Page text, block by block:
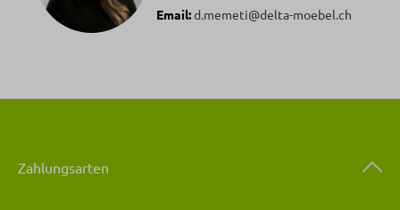
Email:d.memeti@delta-moebel.ch
Zahlungsarten